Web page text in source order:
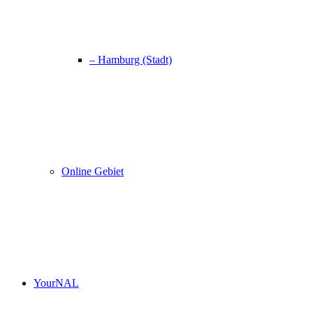
– Hamburg (Stadt)
Online Gebiet
YourNAL